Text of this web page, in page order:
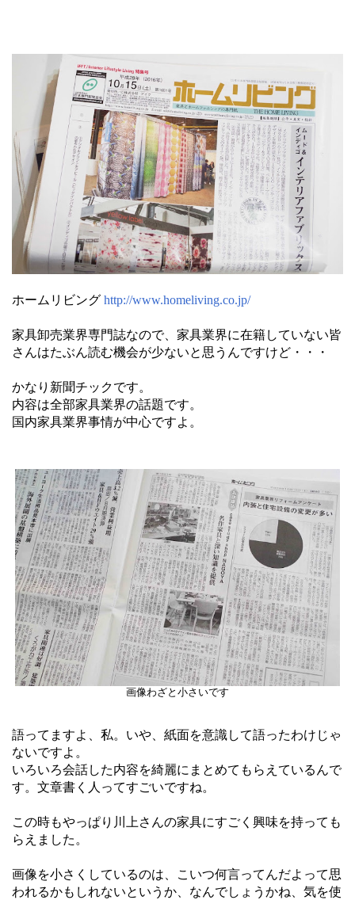
ホームリビング http://www.homeliving.co.jp/
家具卸売業界専門誌なので、家具業界に在籍していない皆
さんはたぶん読む機会が少ないと思うんですけど・・・
かなり新聞チックです。
内容は全部家具業界の話題です。
国内家具業界事情が中心ですよ。
画像わざと小さいです
語ってますよ、私。いや、紙面を意識して語ったわけじゃ
ないですよ。
いろいろ会話した内容を綺麗にまとめてもらえているんで
す。文章書く人ってすごいですね。
この時もやっぱり川上さんの家具にすごく興味を持っても
らえました。
画像を小さくしているのは、こいつ何言ってんだよって思
われるかもしれないというか、なんでしょうかね、気を使